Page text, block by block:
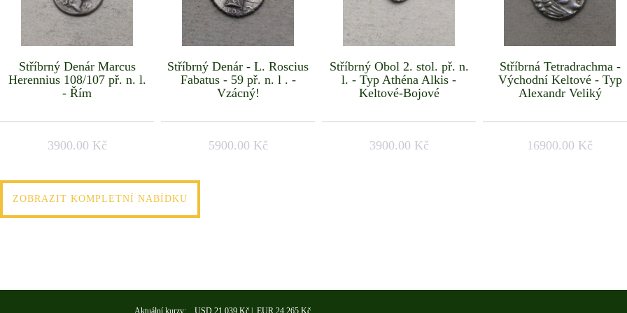
Stříbrný Denár Marcus
Herennius 108/107 př. n. l.
- Řím
3900.00 Kč
Stříbrný Denár - L. Roscius
Fabatus - 59 př. n. l . -
Vzácný!
5900.00 Kč
Stříbrný Obol 2. stol. př. n.
l. - Typ Athéna Alkis -
Keltové-Bojové
3900.00 Kč
Stříbrná Tetradrachma -
Východní Keltové - Typ
Alexandr Veliký
16900.00 Kč
ZOBRAZIT KOMPLETNÍ NABÍDKU
Aktuální kurzy: USD 21,039 Kč | EUR 24,265 Kč